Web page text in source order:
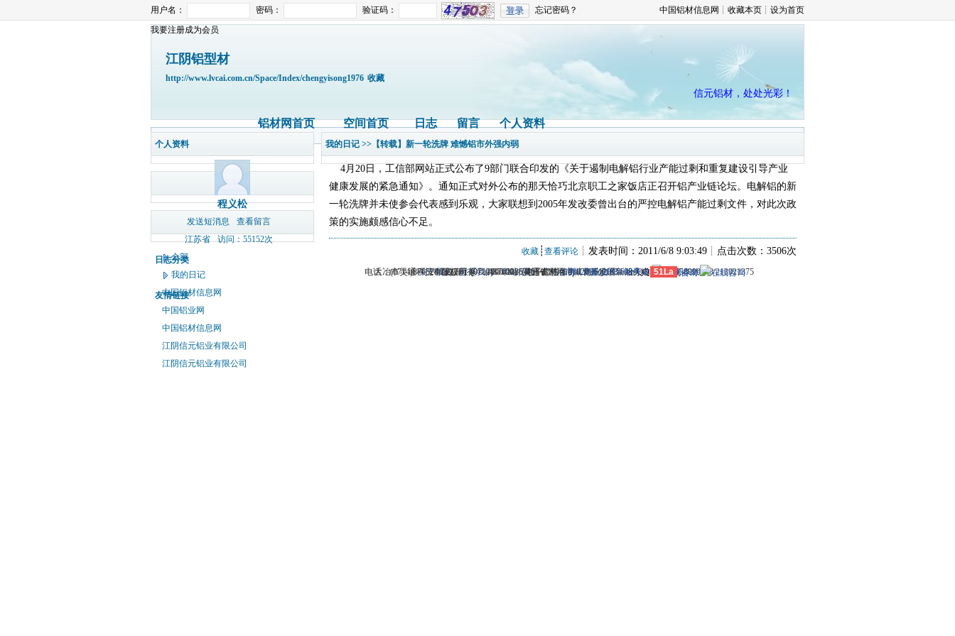
用户名： 密码： 验证码：
忘记密码？
我要注册成为会员
中国铝材信息网 ┊ 收藏本页 ┊ 设为首页
江阴铝型材
http://www.lvcai.com.cn/Space/Index/chengyisong1976 收藏
信元铝材，处处光彩！
铝材网首页 空间首页 日志 留言 个人资料
个人资料
程义松
发送短消息
查看留言
江苏省
访问：55152次
日志分类
全部
我的日记
友情链接
中国铝材信息网
中国铝业网
中国铝材信息网
江阴信元铝业有限公司
江阴信元铝业有限公司
我的日记 >>【转载】新一轮洗牌 难憾铝市外强内弱
4月20日，工信部网站正式公布了9部门联合印发的《关于遏制电解铝行业产能过剩和重复建设引导产业
健康发展的紧急通知》。通知正式对外公布的那天恰巧北京职工之家饭店正召开铝产业链论坛。电解铝的新
一轮洗牌并未使参会代表感到乐观，大家联想到2005年发改委曾出台的严控电解铝产能过剩文件，对此次政
策的实施颇感信心不足。
收藏 ┊ 查看评论 ┊发表时间：2011/6/8 9:03:49┊点击次数：3506次
关于我们-联系我们-本站招聘-广告服务-商业合作-服务内容-服务条款
电话：(0714)8765286 传真：(0714)8765285 电子邮件：dylt2006@163.com QQ群号：558099248 213921375
大冶市灵通科技有限公司 @ （435100）湖北省大冶市城北开发区新冶大道
版权所有 © 2006-2026灵通铝材网鄂ICP备12005698号-1 51La